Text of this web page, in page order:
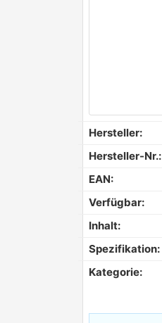
Hersteller:
Hersteller-Nr.:
EAN:
Verfügbar:
Inhalt:
Spezifikation:
Kategorie: